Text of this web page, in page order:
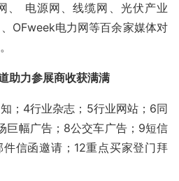
、
电源网、线缆网、光伏产业
OFweek电力网等百余家媒体对
助力参展商收获满满
； 4行业杂志； 5行业网站； 6同
巨幅广告； 8公交车广告； 9短信
件信函邀请； 12重点买家登门拜